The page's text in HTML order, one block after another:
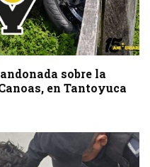
sobre la
en Tantoyuca